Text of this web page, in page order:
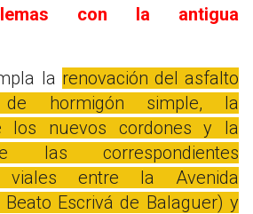
con la antigua
la renovación del asfalto
hormigón simple, la
los nuevos cordones y la
las correspondientes
viales entre la Avenida
Escrivá de Balaguer) y